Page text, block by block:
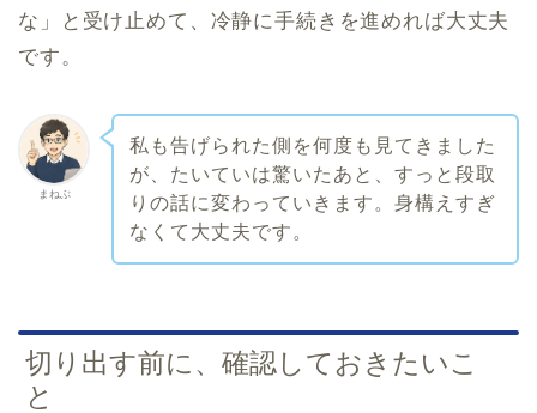
な」と受け止めて、冷静に手続きを進めれば大丈夫
です。
まねぶ
私も告げられた側を何度も見てきました
が、たいていは驚いたあと、すっと段取
りの話に変わっていきます。身構えすぎ
なくて大丈夫です。
切り出す前に、確認しておきたいこ
と